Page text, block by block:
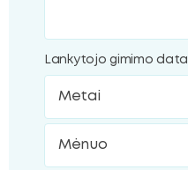
Lankytojo gimimo data